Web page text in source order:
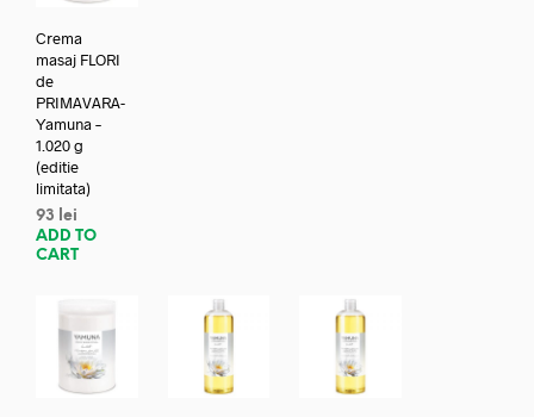
Crema
masaj FLORI
de
PRIMAVARA-
Yamuna –
1.020 g
(editie
limitata)
93
lei
ADD TO
CART